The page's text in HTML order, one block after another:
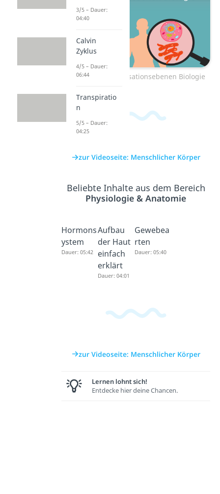
Zum Video: Organisationsebenen Biologie
zur Videoseite: Menschlicher Körper
Beliebte Inhalte aus dem Bereich
Physiologie & Anatomie
Hormons
ystem
Dauer: 05:42
Aufbau
der Haut
einfach
erklärt
Dauer: 04:01
Gewebea
rten
Dauer: 05:40
zur Videoseite: Menschlicher Körper
Lernen lohnt sich!
Entdecke hier deine Chancen.
3/5 – Dauer:
04:40
Calvin
Zyklus
4/5 – Dauer:
06:44
Transpiratio
n
5/5 – Dauer:
04:25